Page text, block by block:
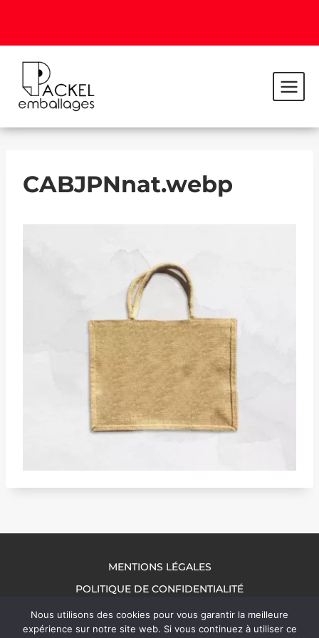
CABJPNnat.webp
MENTIONS LÉGALES
POLITIQUE DE CONFIDENTIALITÉ
NOUS CONTACTER
Nous utilisons des cookies pour vous garantir la meilleure
expérience sur notre site web. Si vous continuez à utiliser ce